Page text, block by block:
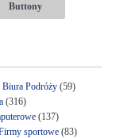
Buttony
Biura Podróży(59)
(316)
(137)
sportowe(83)